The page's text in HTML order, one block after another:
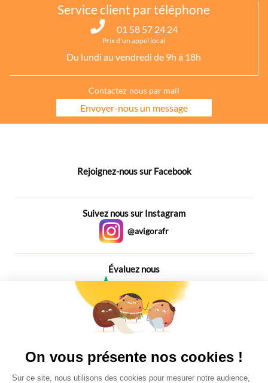
Service client par téléphone
01 58 57 24 24
Prix d’un appel local
Du lundi au vendredi de 9h à 18h
Contactez-nous par mail
Envoyer-nous un message
Rejoignez-nous sur Facebook
Suivez nous sur Instagram
@avigorafr
Évaluez nous
Plus de 650 Avis
On vous présente nos cookies !
Sur ce site, nous utilisons des cookies pour mesurer notre audience,